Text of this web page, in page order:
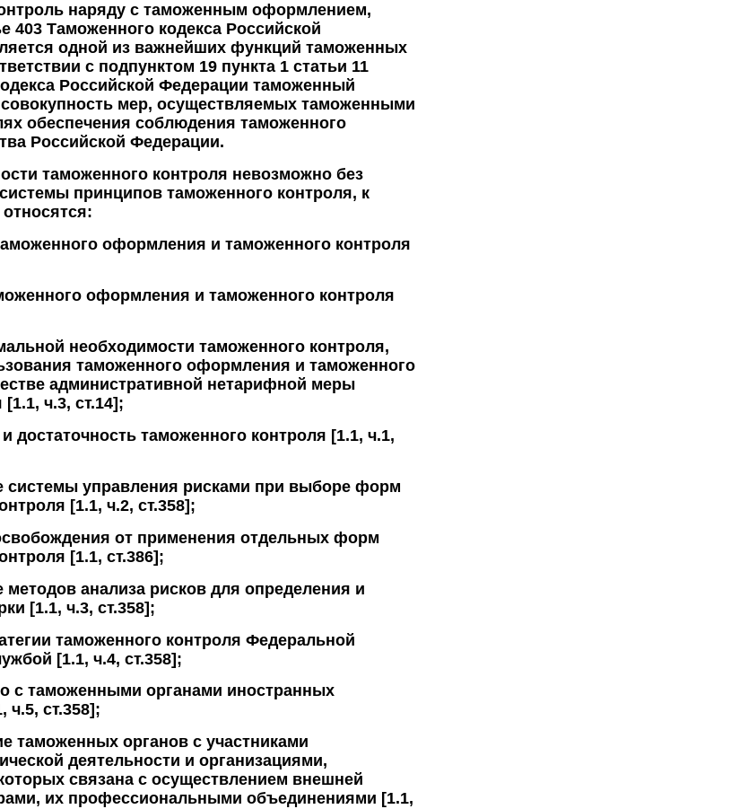
наряду с таможенным оформлением,
403 Таможенного кодекса Российской
одной из важнейших функций таможенных
с подпунктом 19 пункта 1 статьи 11
Российской Федерации таможенный
совокупность мер, осуществляемых таможенными
обеспечения соблюдения таможенного
Российской Федерации.
таможенного контроля невозможно без
принципов таможенного контроля, к
оформления и таможенного контроля
оформления и таможенного контроля
необходимости таможенного контроля,
таможенного оформления и таможенного
административной нетарифной меры
ч.3, ст.14];
достаточность таможенного контроля [1.1, ч.1,
системы управления рисками при выборе форм
[1.1, ч.2, ст.358];
от применения отдельных форм
[1.1, ст.386];
методов анализа рисков для определения и
[1.1, ч.3, ст.358];
таможенного контроля Федеральной
[1.1, ч.4, ст.358];
с таможенными органами иностранных
ч.5, ст.358];
таможенных органов с участниками
деятельности и организациями,
связана с осуществлением внешней
их профессиональными объединениями [1.1,